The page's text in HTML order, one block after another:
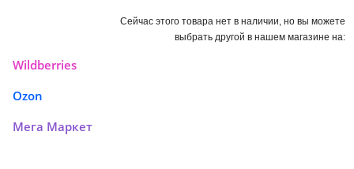
Сейчас этого товара нет в наличии, но вы можете
выбрать другой в нашем магазине на:
Wildberries
Ozon
Мега Маркет